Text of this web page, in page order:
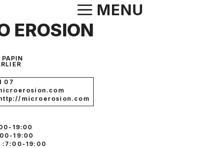
au
contenu
MENU
EROSION
07
microerosion.com
19:00
19:00
19:00